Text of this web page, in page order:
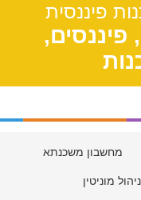
פיננסית
מחשבון משכנתא
ניהול מוניטין